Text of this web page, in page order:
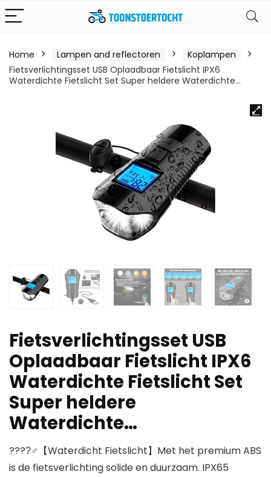
Home Lampen and reflectoren
Koplampen
Fietsverlichtingsset USB Oplaadbaar Fietslicht IPX6
Waterdichte Fietslicht Set Super heldere Waterdichte…
Fietsverlichtingsset USB
Oplaadbaar Fietslicht IPX6
Waterdichte Fietslicht Set
Super heldere
Waterdichte…
????‍♂【Waterdicht Fietslicht】Met het premium ABS
is de fietsverlichting solide en duurzaam. IPX65